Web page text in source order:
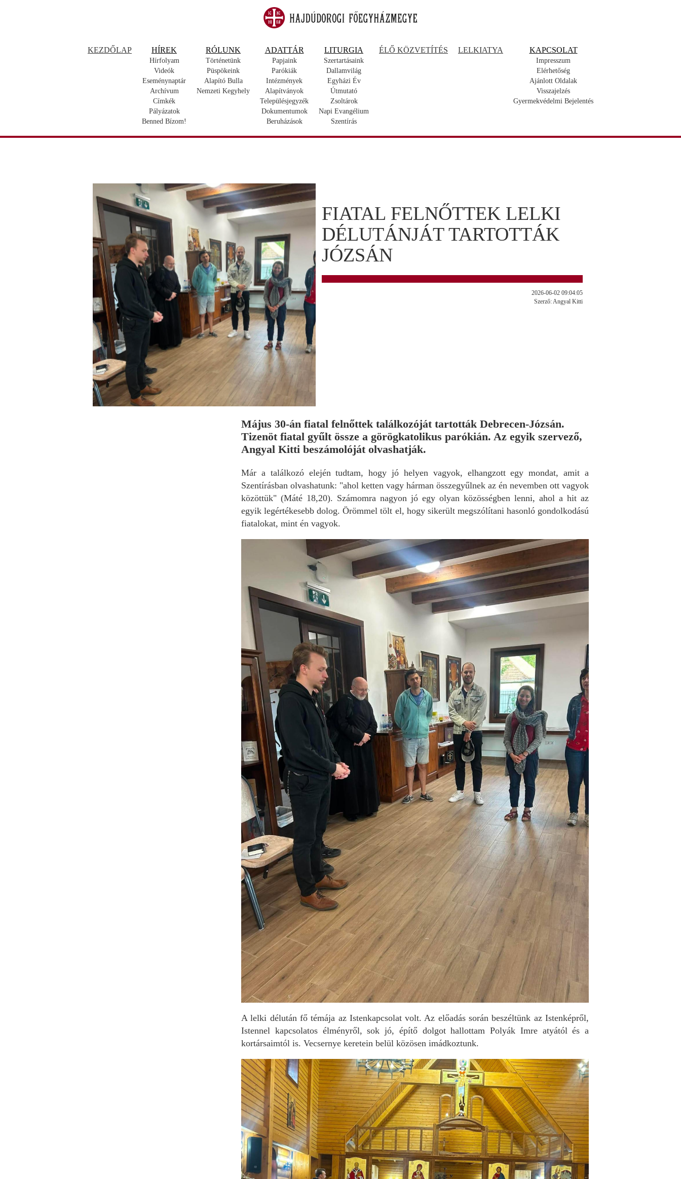
KEZDŐLAP HÍREK
Hírfolyam
Videók
Eseménynaptár
Archívum
Címkék
Pályázatok
Benned Bízom!
RÓLUNK
Történetünk
Püspökeink
Alapító Bulla
Nemzeti Kegyhely
ADATTÁR
Papjaink
Parókiák
Intézmények
Alapítványok
Településjegyzék
Dokumentumok
Beruházások
LITURGIA
Szertartásaink
Dallamvilág
Egyházi Év
Útmutató
Zsoltárok
Napi Evangélium
Szentírás
ÉLŐ KÖZVETÍTÉS LELKIATYA KAPCSOLAT
Impresszum
Elérhetőség
Ajánlott Oldalak
Visszajelzés
Gyermekvédelmi Bejelentés
FIATAL FELNŐTTEK LELKI
DÉLUTÁNJÁT TARTOTTÁK
JÓZSÁN
2026-06-02 09:04:05
Szerző: Angyal Kitti
Május 30-án fiatal felnőttek találkozóját tartották Debrecen-Józsán.
Tizenöt fiatal gyűlt össze a görögkatolikus parókián. Az egyik szervező,
Angyal Kitti beszámolóját olvashatják.
Már a találkozó elején tudtam, hogy jó helyen vagyok, elhangzott egy mondat, amit a
Szentírásban olvashatunk: "ahol ketten vagy hárman összegyűlnek az én nevemben ott vagyok
közöttük" (Máté 18,20). Számomra nagyon jó egy olyan közösségben lenni, ahol a hit az
egyik legértékesebb dolog. Örömmel tölt el, hogy sikerült megszólítani hasonló gondolkodású
fiatalokat, mint én vagyok.
A lelki délután fő témája az Istenkapcsolat volt. Az előadás során beszéltünk az Istenképről,
Istennel kapcsolatos élményről, sok jó, építő dolgot hallottam Polyák Imre atyától és a
kortársaimtól is. Vecsernye keretein belül közösen imádkoztunk.